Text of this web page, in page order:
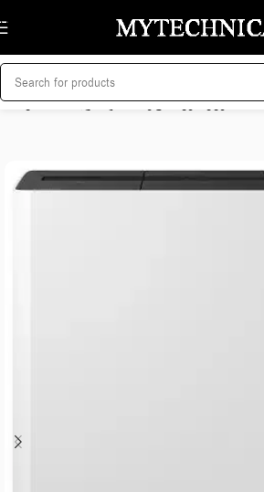
Skip to navigation
Skip to main content
მთავარი/სახლი და სისუფთავე/